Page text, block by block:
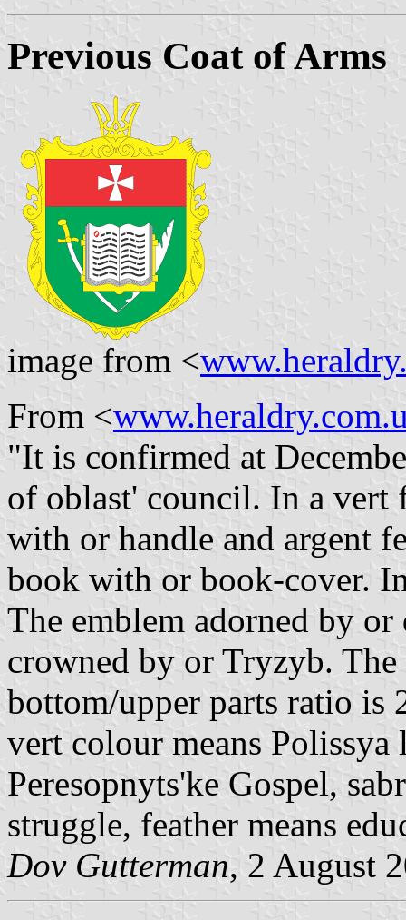
Previous Coat of Arms
image from <
From <
"It is confirmed at
of oblast' council. In a vert
with or handle and argent
book with or book-cover.
The emblem adorned by
crowned by or Tryzyb.
bottom/upper parts ratio is
vert colour means Polissya
Peresopnyts'ke Gospel,
struggle, feather means
Dov Gutterman, 2 August